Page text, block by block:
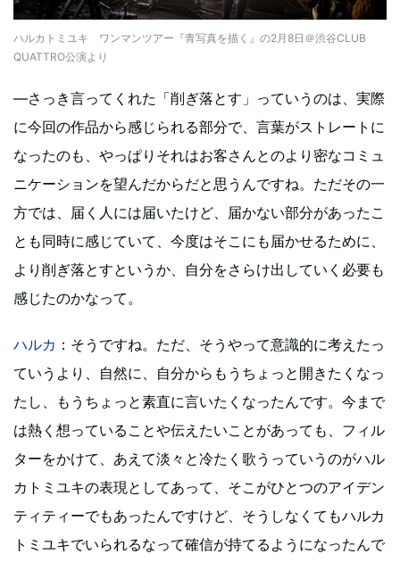
ハルカトミユキ ワンマンツアー『青写真を描く』の2月8日＠渋谷CLUB
QUATTRO公演より
―さっき言ってくれた「削ぎ落とす」っていうのは、実際
に今回の作品から感じられる部分で、言葉がストレートに
なったのも、やっぱりそれはお客さんとのより密なコミュ
ニケーションを望んだからだと思うんですね。ただその一
方では、届く人には届いたけど、届かない部分があったこ
とも同時に感じていて、今度はそこにも届かせるために、
より削ぎ落とすというか、自分をさらけ出していく必要も
感じたのかなって。
ハルカ ：そうですね。ただ、そうやって意識的に考えたっ
ていうより、自然に、自分からもうちょっと開きたくなっ
たし、もうちょっと素直に言いたくなったんです。今まで
は熱く想っていることや伝えたいことがあっても、フィル
ターをかけて、あえて淡々と冷たく歌うっていうのがハル
カトミユキの表現としてあって、そこがひとつのアイデン
ティティーでもあったんですけど、そうしなくてもハルカ
トミユキでいられるなって確信が持てるようになったんで